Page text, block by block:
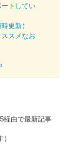
トしてい
更新）
スメなお
経由で最新記事